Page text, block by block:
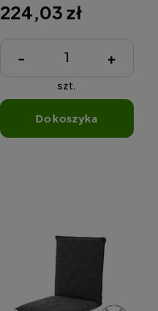
224,03 zł
- +
szt.
do koszyka